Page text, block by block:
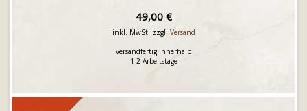
49,00 €
inkl. MwSt. zzgl. Versand
versandfertig innerhalb
1-2 Arbeitstage